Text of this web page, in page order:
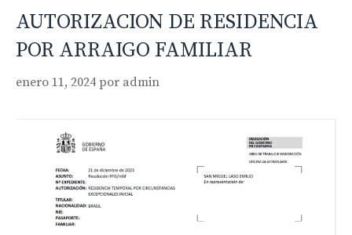
AUTORIZACION DE RESIDENCIA
POR ARRAIGO FAMILIAR
enero 11, 2024 por admin